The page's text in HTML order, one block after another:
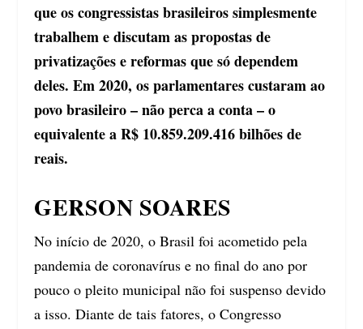
que os congressistas brasileiros simplesmente
trabalhem e discutam as propostas de
privatizações e reformas que só dependem
deles. Em 2020, os parlamentares custaram ao
povo brasileiro – não perca a conta – o
equivalente a R$ 10.859.209.416 bilhões de
reais.
GERSON SOARES
No início de 2020, o Brasil foi acometido pela
pandemia de coronavírus e no final do ano por
pouco o pleito municipal não foi suspenso devido
a isso. Diante de tais fatores, o Congresso